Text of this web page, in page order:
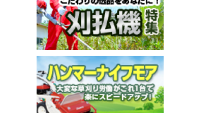
メールでのお問い合わせ
info@agriz.net
FAXでのご注文
0739-72-453224時間受付